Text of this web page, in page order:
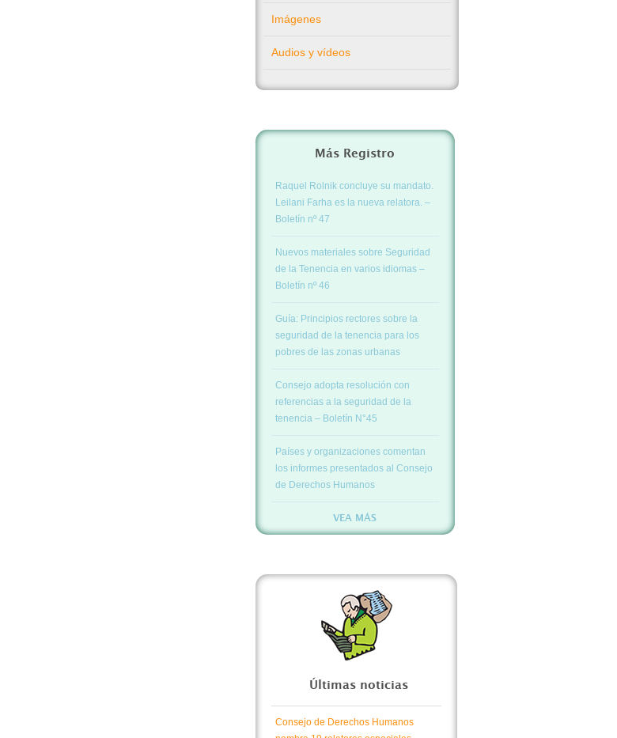
Imágenes
Audios y vídeos
Más Registro
Raquel Rolnik concluye su mandato.
Leilani Farha es la nueva relatora. –
Boletín nº 47
Nuevos materiales sobre Seguridad
de la Tenencia en varios idiomas –
Boletín nº 46
Guía: Principios rectores sobre la
seguridad de la tenencia para los
pobres de las zonas urbanas
Consejo adopta resolución con
referencias a la seguridad de la
tenencia – Boletín N°45
Países y organizaciones comentan
los informes presentados al Consejo
de Derechos Humanos
VEA MÁS
Últimas noticias
Consejo de Derechos Humanos